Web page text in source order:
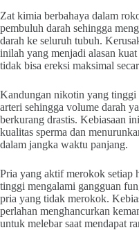
Zat kimia berbahaya dalam
pembuluh darah sehingga
darah ke seluruh tubuh.
inilah yang menjadi alasan
tidak bisa ereksi maksimal
Kandungan nikotin yang tinggi
arteri sehingga volume darah
berkurang drastis. Kebiasaan
kualitas sperma dan
dalam jangka waktu panjang.
Pria yang aktif merokok setiap
tinggi mengalami gangguan
pria yang tidak merokok.
perlahan menghancurkan
untuk melebar saat mendapat